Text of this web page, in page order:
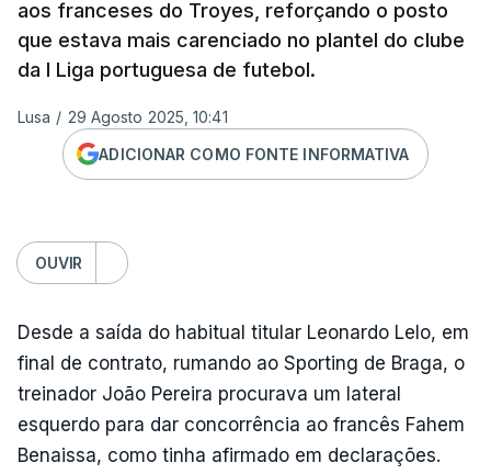
aos franceses do Troyes, reforçando o posto
que estava mais carenciado no plantel do clube
da I Liga portuguesa de futebol.
Lusa / 29 Agosto 2025, 10:41
ADICIONAR COMO FONTE INFORMATIVA
OUVIR
Desde a saída do habitual titular Leonardo Lelo, em
final de contrato, rumando ao Sporting de Braga, o
treinador João Pereira procurava um lateral
esquerdo para dar concorrência ao francês Fahem
Benaissa, como tinha afirmado em declarações.